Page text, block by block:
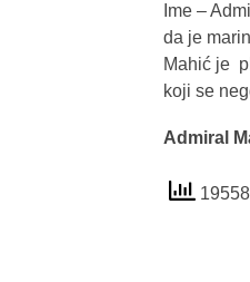
Ime –
da je
Mahić je
koji se
Admiral